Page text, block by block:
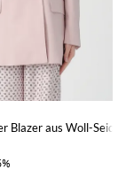
Blazer aus Woll-